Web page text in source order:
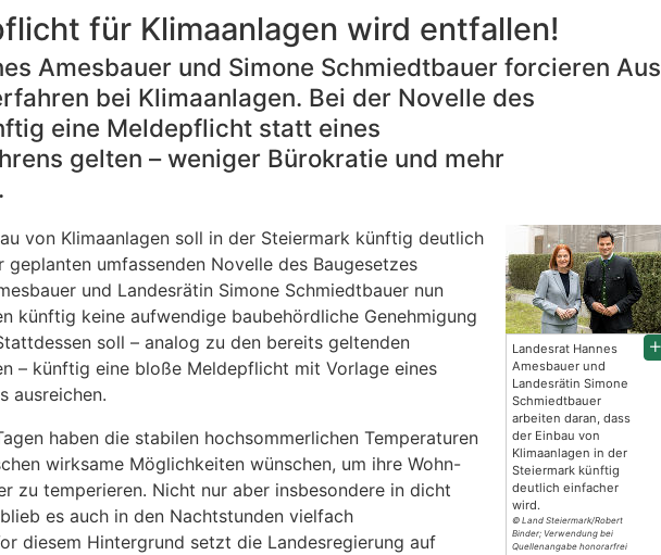
für Klimaanlagen wird entfallen!
Amesbauer und Simone Schmiedtbauer forcieren Aus
bei Klimaanlagen. Bei der Novelle des
eine Meldepflicht statt eines
gelten – weniger Bürokratie und mehr
Landesrat Hannes
Amesbauer und
Landesrätin Simone
Schmiedtbauer
arbeiten daran, dass
der Einbau von
Klimaanlagen in der
Steiermark künftig
deutlich einfacher
wird.
© Land Steiermark/Robert
Binder; Verwendung bei
Quellenangabe honorarfrei
von Klimaanlagen soll in der Steiermark künftig deutlich
umfassenden Novelle des Baugesetzes
und Landesrätin Simone Schmiedtbauer nun
künftig keine aufwendige baubehördliche Genehmigung
soll – analog zu den bereits geltenden
– künftig eine bloße Meldepflicht mit Vorlage eines
ausreichen.
haben die stabilen hochsommerlichen Temperaturen
wirksame Möglichkeiten wünschen, um ihre Wohn-
zu temperieren. Nicht nur aber insbesondere in dicht
es auch in den Nachtstunden vielfach
diesem Hintergrund setzt die Landesregierung auf